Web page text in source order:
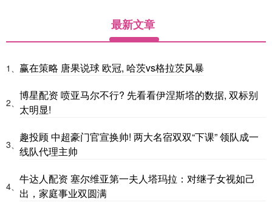
最新文章
1、 赢在策略 唐果说球 欧冠, 哈茨vs格拉茨风暴
2、
博星配资 喷亚马尔不行? 先看看伊涅斯塔的数据, 双标别
太明显!
3、
趣投顾 中超豪门官宣换帅! 两大名宿双双“下课” 领队成一
线队代理主帅
4、
牛达人配资 塞尔维亚第一夫人塔玛拉：对继子女视如己
出，家庭事业双圆满